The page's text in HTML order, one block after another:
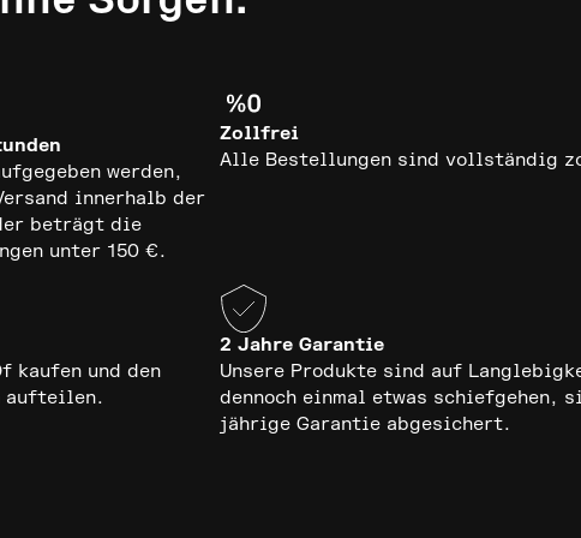
werden,
innerhalb der
beträgt die
unter 150 €.
Zollfrei
Alle Bestellungen sind vollständig
kaufen und den
aufteilen.
2 Jahre Garantie
Unsere Produkte sind auf
dennoch einmal etwas schiefgehen,
jährige Garantie abgesichert.